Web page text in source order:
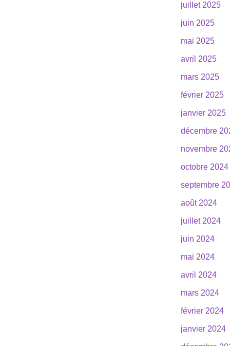
juillet 2025
juin 2025
mai 2025
avril 2025
mars 2025
février 2025
janvier 2025
décembre
novembre
octobre 2024
septembre
août 2024
juillet 2024
juin 2024
mai 2024
avril 2024
mars 2024
février 2024
janvier 2024